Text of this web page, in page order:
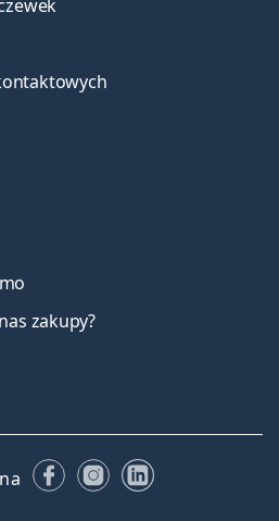
zakupy?
FacebookuInstagramie
LinkedIn